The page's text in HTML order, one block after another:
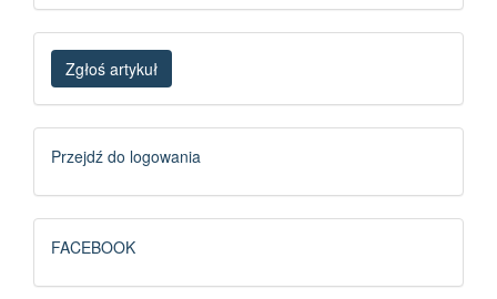
Zgłoś
artykuł
Zgłoś artykuł
Logowanie
Przejdź do logowania
FB
FACEBOOK